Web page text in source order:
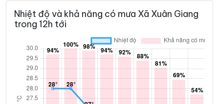
Nhiệt độ và khả năng có mưa Xã Xuân Giang
trong 12h tới